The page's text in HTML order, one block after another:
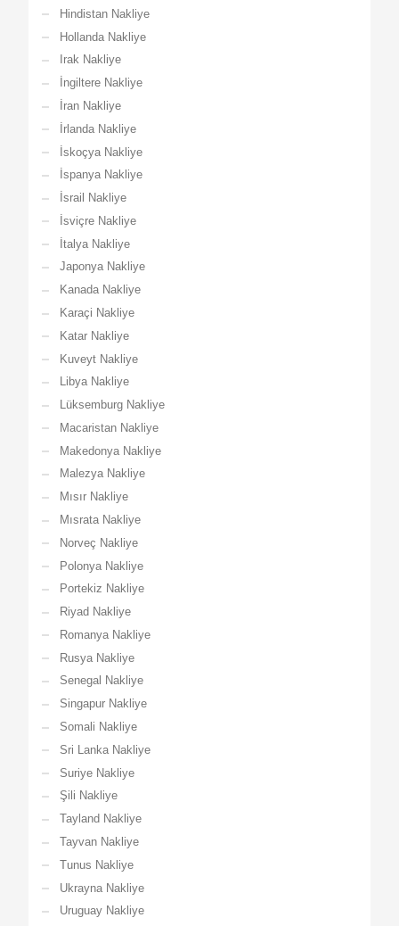
Hindistan Nakliye
Hollanda Nakliye
Irak Nakliye
İngiltere Nakliye
İran Nakliye
İrlanda Nakliye
İskoçya Nakliye
İspanya Nakliye
İsrail Nakliye
İsviçre Nakliye
İtalya Nakliye
Japonya Nakliye
Kanada Nakliye
Karaçi Nakliye
Katar Nakliye
Kuveyt Nakliye
Libya Nakliye
Lüksemburg Nakliye
Macaristan Nakliye
Makedonya Nakliye
Malezya Nakliye
Mısır Nakliye
Mısrata Nakliye
Norveç Nakliye
Polonya Nakliye
Portekiz Nakliye
Riyad Nakliye
Romanya Nakliye
Rusya Nakliye
Senegal Nakliye
Singapur Nakliye
Somali Nakliye
Sri Lanka Nakliye
Suriye Nakliye
Şili Nakliye
Tayland Nakliye
Tayvan Nakliye
Tunus Nakliye
Ukrayna Nakliye
Uruguay Nakliye